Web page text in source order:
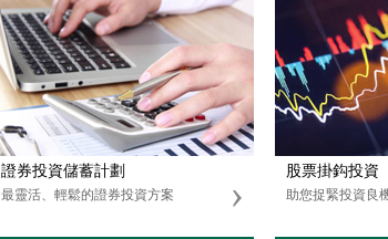
證券投資儲蓄計劃
最靈活、輕鬆的證券投資方案
股票掛鈎投資
助您捉緊投資良